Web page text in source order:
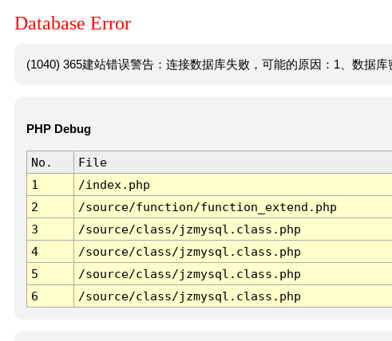
Database Error
(1040) 365建站错误警告：连接数据库失败，可能的原因：1、数据库
PHP Debug
No. File
1
/index.php
2
/source/function/function_extend.php
3
/source/class/jzmysql.class.php
4
/source/class/jzmysql.class.php
5
/source/class/jzmysql.class.php
6
/source/class/jzmysql.class.php